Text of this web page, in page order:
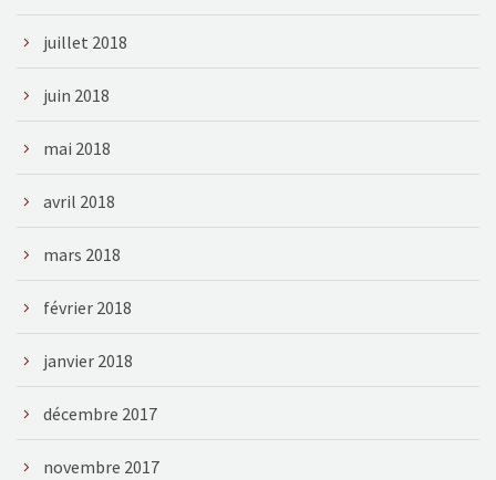
juillet 2018
juin 2018
mai 2018
avril 2018
mars 2018
février 2018
janvier 2018
décembre 2017
novembre 2017